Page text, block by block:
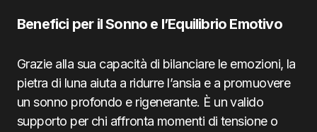
Benefici per il Sonno e l’Equilibrio Emotivo
Grazie alla sua capacità di bilanciare le emozioni, la
pietra di luna aiuta a ridurre l’ansia e a promuovere
un sonno profondo e rigenerante. È un valido
supporto per chi affronta momenti di tensione o